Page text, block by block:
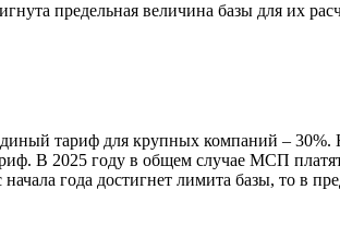
предельная величина базы для их
тариф для крупных компаний – 30%.
В 2025 году в общем случае МСП
года достигнет лимита базы, то